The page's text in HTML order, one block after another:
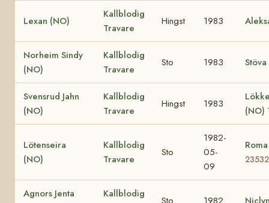
Lexan (NO)
Kallblodig
Travare
Hingst 1983
Norheim Sindy
(NO)
Kallblodig
Travare
Sto 1983
Svensrud Jahn
(NO)
Kallblodig
Travare
Hingst 1983
(NO)
Lötenseira
(NO)
Kallblodig
Travare
Sto
1982-
05-
09
23532
Agnors Jenta
Kallblodig
Sto 1982